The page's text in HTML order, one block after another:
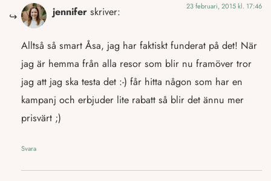
jennifer skriver: 23 februari, 2015 kl. 17:46
Alltså så smart Åsa, jag har faktiskt funderat på det! När
jag är hemma från alla resor som blir nu framöver tror
jag att jag ska testa det :-) får hitta någon som har en
kampanj och erbjuder lite rabatt så blir det ännu mer
prisvärt ;)
Svara